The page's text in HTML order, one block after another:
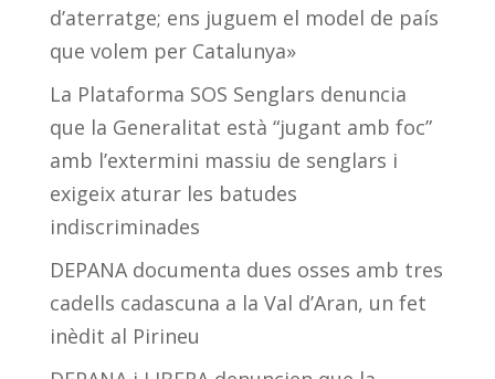
d’aterratge; ens juguem el model de país
que volem per Catalunya»
La Plataforma SOS Senglars denuncia
que la Generalitat està “jugant amb foc”
amb l’extermini massiu de senglars i
exigeix aturar les batudes
indiscriminades
DEPANA documenta dues osses amb tres
cadells cadascuna a la Val d’Aran, un fet
inèdit al Pirineu